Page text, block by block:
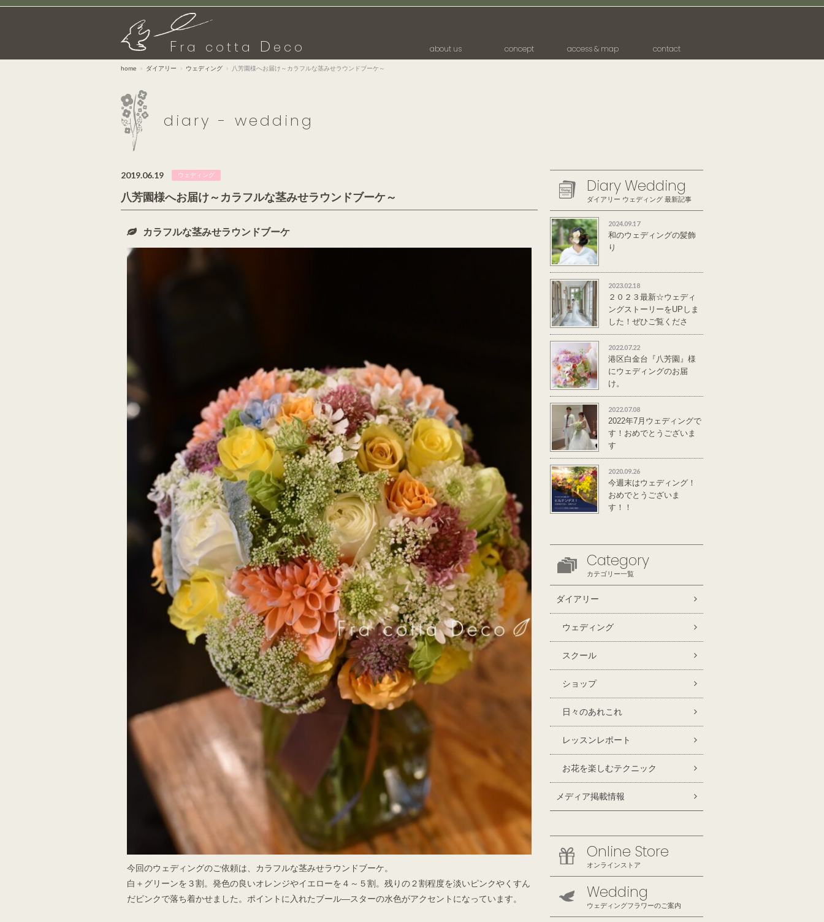
F ra cotta D eco about us concept access & map contact
home ダイアリー ウェディング 八芳園様へお届け～カラフルな茎みせラウンドブーケ～
diary - wedding
2019.06.19 ウェディング
八芳園様へお届け～カラフルな茎みせラウンドブーケ～
カラフルな茎みせラウンドブーケ
今回のウェディングのご依頼は、カラフルな茎みせラウンドブーケ。
白＋グリーンを３割。発色の良いオレンジやイエローを４～５割。残りの２割程度を淡いピンクやくすん
だピンクで落ち着かせました。ポイントに入れたブール―スターの水色がアクセントになっています。
Diary Wedding
ダイアリー ウェディング 最新記事
2024.09.17
和のウェディングの髪飾
り
2023.02.18
２０２３最新☆ウェディ
ングストーリーをUPしま
した！ぜひご覧くださ
い。
2022.07.22
港区白金台『八芳園』様
にウェディングのお届
け。
2022.07.08
2022年7月ウェディングで
す！おめでとうございま
す
2020.09.26
今週末はウェディング！
おめでとうございま
す！！
Category
カテゴリー一覧
ダイアリー
ウェディング
スクール
ショップ
日々のあれこれ
レッスンレポート
お花を楽しむテクニック
メディア掲載情報
Online Store
オンラインストア
Wedding
ウェディングフラワーのご案内